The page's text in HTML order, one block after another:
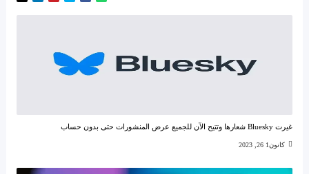
غيرت Bluesky شعارها وتتيح الآن للجميع عرض المنشورات حتى بدون حساب
كانون1 26, 2023